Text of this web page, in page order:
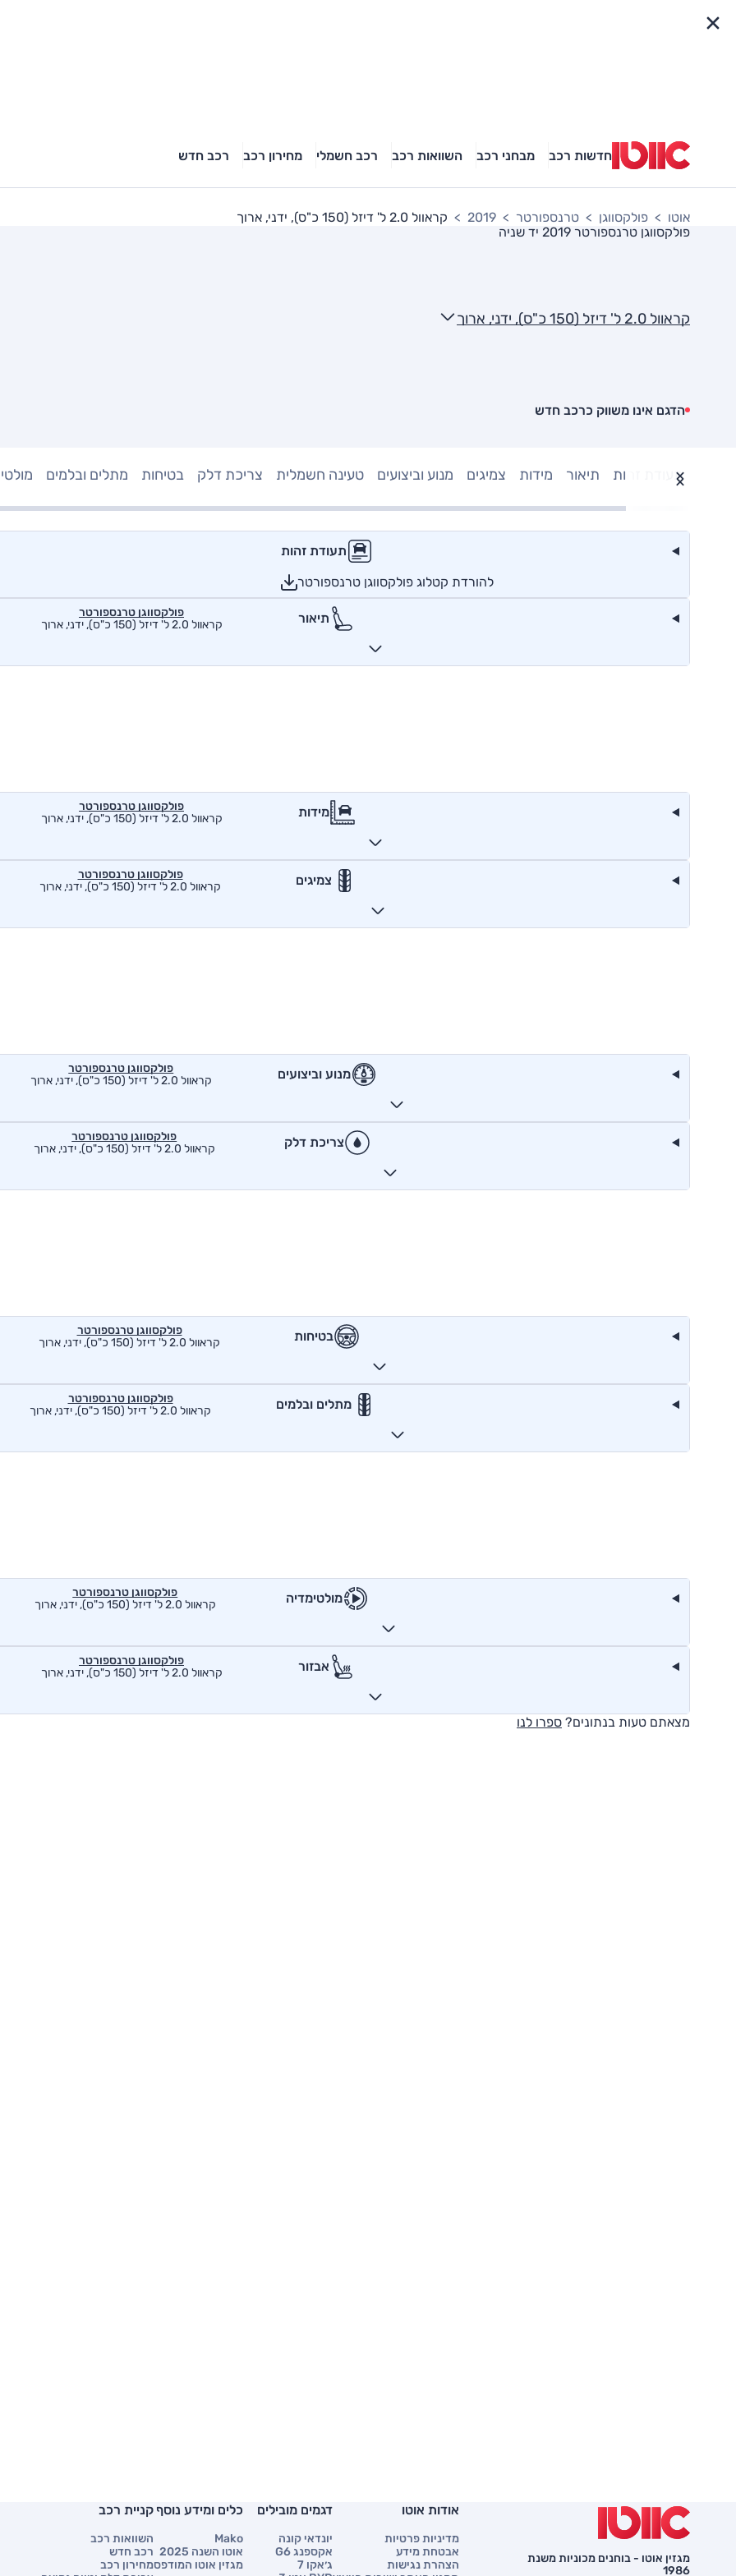
חדשות רכב מבחני רכב השוואות רכב רכב חשמלי מחירון רכב רכב חדש
אוטו פולקסווגן טרנספורטר 2019
קראוול 2.0 ל' דיזל (150 כ"ס), ידני, ארוך
פולקסווגן טרנספורטר 2019
יד שניה
קראוול 2.0 ל' דיזל (150 כ"ס), ידני, ארוך
הדגם אינו משווק כרכב חדש
תעודת זהות תיאור מידות צמיגים מנוע וביצועים טעינה חשמלית צריכת דלק בטיחות מתלים ובלמים
תעודת זהות
להורדת קטלוג פולקסווגן טרנספורטר
תיאור
פולקסווגן טרנספורטר
קראוול 2.0 ל' דיזל (150 כ"ס), ידני, ארוך
מידות
פולקסווגן טרנספורטר
קראוול 2.0 ל' דיזל (150 כ"ס), ידני, ארוך
צמיגים
פולקסווגן טרנספורטר
קראוול 2.0 ל' דיזל (150 כ"ס), ידני, ארוך
מנוע וביצועים
פולקסווגן טרנספורטר
קראוול 2.0 ל' דיזל (150 כ"ס), ידני, ארוך
צריכת דלק
פולקסווגן טרנספורטר
קראוול 2.0 ל' דיזל (150 כ"ס), ידני, ארוך
בטיחות
פולקסווגן טרנספורטר
קראוול 2.0 ל' דיזל (150 כ"ס), ידני, ארוך
מתלים ובלמים
פולקסווגן טרנספורטר
קראוול 2.0 ל' דיזל (150 כ"ס), ידני, ארוך
מולטימדיה
פולקסווגן טרנספורטר
קראוול 2.0 ל' דיזל (150 כ"ס), ידני, ארוך
אבזור
פולקסווגן טרנספורטר
קראוול 2.0 ל' דיזל (150 כ"ס), ידני, ארוך
מצאתם טעות בנתונים? ספרו לנו
מגזין אוטו - בוחנים מכוניות משנת
1986
אודות אוטו
מדיניות פרטיות
אבטחת מידע
הצהרת נגישות
דגמים מובילים
יונדאי קונה
אקספנג G6
ג׳אקו 7
כלים ומידע נוסף
Mako
אוטו השנה 2025
מגזין אוטו המודפס
קניית רכב
השוואות רכב
רכב חדש
מחירון רכב